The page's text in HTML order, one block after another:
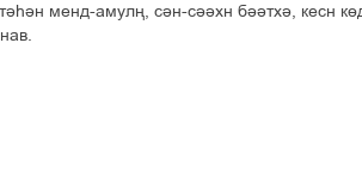
менд-амулњ, сін-сііхн біітхі, кесн